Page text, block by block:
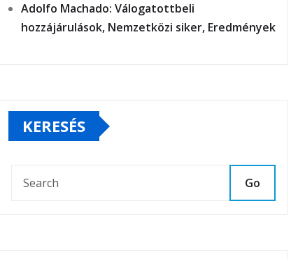
Adolfo Machado: Válogatottbeli
hozzájárulások, Nemzetközi siker, Eredmények
KERESÉS
Go